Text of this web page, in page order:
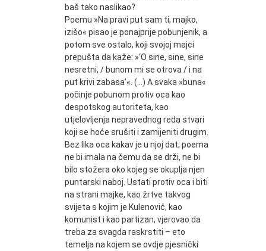
baš tako naslikao?
Poemu »Na pravi put sam ti, majko,
izišo« pisao je ponajprije pobunjenik, a
potom sve ostalo, koji svojoj majci
prepušta da kaže: »‘O sine, sine, sine
nesretni, / bunom mi se otrova / i na
put krivi zabasa’«. (…) A svaka »buna«
počinje pobunom protiv oca kao
despotskog autoriteta, kao
utjelovljenja nepravednog reda stvari
koji se hoće srušiti i zamijeniti drugim.
Bez lika oca kakav je u njoj dat, poema
ne bi imala na čemu da se drži, ne bi
bilo stožera oko kojeg se okuplja njen
puntarski naboj. Ustati protiv oca i biti
na strani majke, kao žrtve takvog
svijeta s kojim je Kulenović, kao
komunist i kao partizan, vjerovao da
treba za svagda raskrstiti – eto
temelja na kojem se ovdje pjesnički